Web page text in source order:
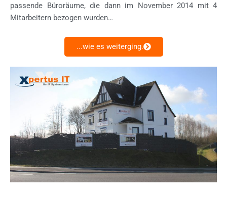
passende Büroräume, die dann im November 2014 mit 4
Mitarbeitern bezogen wurden…
...wie es weiterging.